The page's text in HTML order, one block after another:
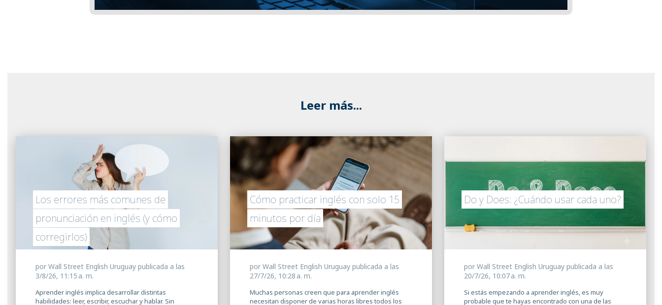
Leer más...
Los errores más comunes de
pronunciación en inglés (y cómo
corregirlos)
por Wall Street English Uruguay publicada a las
3/8/26, 11:15 a. m.
Aprender inglés implica desarrollar distintas
habilidades: leer, escribir, escuchar y hablar. Sin
Cómo practicar inglés con solo 15
minutos por día
porWall Street English Uruguay publicada a las
27/7/26, 10:28 a. m.
Muchas personas creen que para aprender inglés
necesitan disponer de varias horas libres todos los
Do y Does: ¿Cuándo usar cada uno?
porWall Street English Uruguay publicada a las
20/7/26, 10:07 a. m.
Si estás empezando a aprender inglés, es muy
probable que te hayas encontrado con una de las